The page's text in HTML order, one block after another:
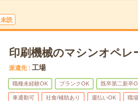
未読
印刷機械のマシンオペレ
派遣先 工場
職種未経験OK ブランクOK 既卒第二新卒
車通勤可 社食/補助あり 週払いOK 職